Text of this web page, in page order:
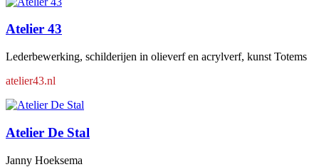
Atelier 43
Lederbewerking, schilderijen in olieverf en acrylverf, kunst Totems
atelier43.nl
Atelier De Stal
Janny Hoeksema